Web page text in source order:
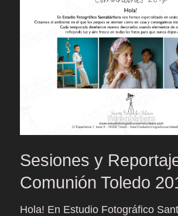
Sesiones y
Comunión Toledo
Hola! En Estudio Fotográfico